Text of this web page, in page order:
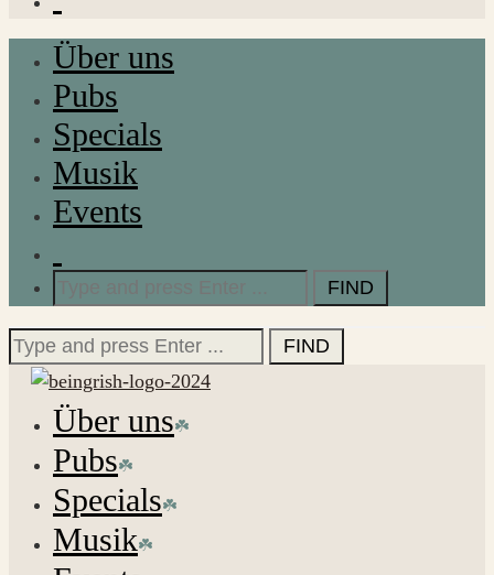
Über uns
Pubs
Specials
Musik
Events
for:
Search
for:
Über uns
Pubs
Specials
Musik